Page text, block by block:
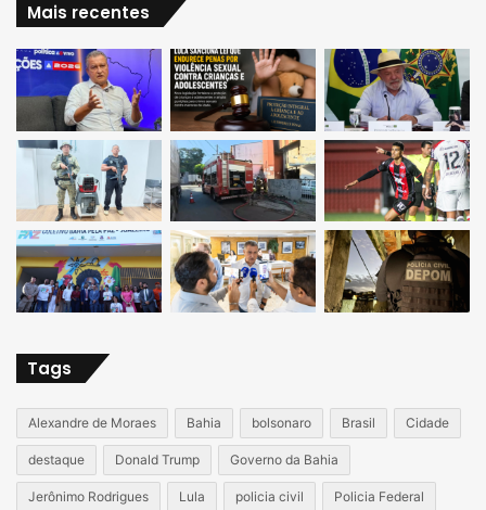
Mais recentes
Tags
Alexandre de Moraes Bahia bolsonaro Brasil Cidade
destaque Donald Trump Governo da Bahia
Jerônimo Rodrigues Lula policia civil Policia Federal